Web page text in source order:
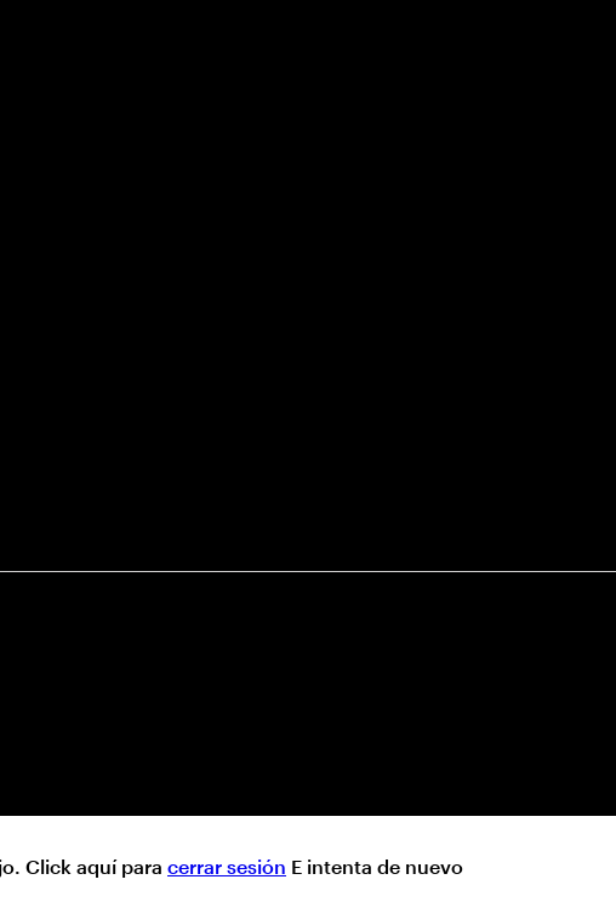
Click aquí para cerrar sesión E intenta de nuevo